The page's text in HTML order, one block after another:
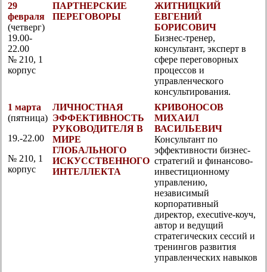
29
февраля
(четверг)
19.00-
22.00
№ 210, 1
корпус
ПАРТНЕРСКИЕ
ПЕРЕГОВОРЫ
ЖИТНИЦКИЙ
ЕВГЕНИЙ
БОРИСОВИЧ
Бизнес-тренер,
консультант, эксперт в
сфере переговорных
процессов и
управленческого
консультирования.
1 марта
(пятница)
19.-22.00
№ 210, 1
корпус
ЛИЧНОСТНАЯ
ЭФФЕКТИВНОСТЬ
РУКОВОДИТЕЛЯ В
МИРЕ
ГЛОБАЛЬНОГО
ИСКУССТВЕННОГО
ИНТЕЛЛЕКТА
КРИВОНОСОВ
МИХАИЛ
ВАСИЛЬЕВИЧ
Консультант по
эффективности бизнес-
стратегий и финансово-
инвестиционному
управлению,
независимый
корпоративный
директор, executive-коуч,
автор и ведущий
стратегических сессий и
тренингов развития
управленческих навыков